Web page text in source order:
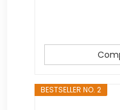
BESTSELLER NO. 2